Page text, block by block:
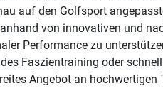
auf den Golfsport
von innovativen und
Performance zu
Faszientraining oder
Angebot an